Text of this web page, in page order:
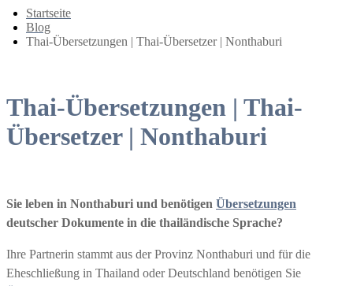
Startseite
Blog
Thai-Übersetzungen | Thai-Übersetzer | Nonthaburi
Thai-Übersetzungen | Thai-
Übersetzer | Nonthaburi
Sie leben in Nonthaburi und benötigen Übersetzungen
deutscher Dokumente in die thailändische Sprache?
Ihre Partnerin stammt aus der Provinz Nonthaburi und für die
Eheschließung in Thailand oder Deutschland benötigen Sie